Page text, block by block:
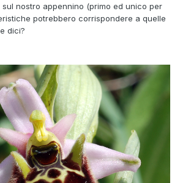
nostro appennino (primo ed unico per
potrebbero corrispondere a quelle
dici?